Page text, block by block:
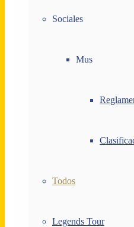
Sociales
Mus
Todos
Legends Tour